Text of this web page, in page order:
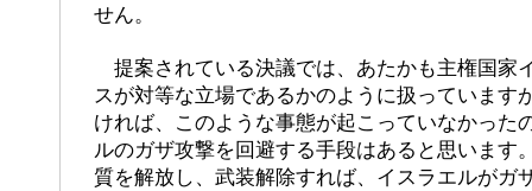
せん。
提案されている決議では、あたかも主権国家
スが対等な立場であるかのように扱っています
ければ、このような事態が起こっていなかった
ルのガザ攻撃を回避する手段はあると思います
質を解放し、武装解除すれば、イスラエルがガ